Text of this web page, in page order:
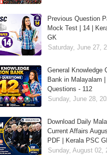
Previous Question
Mock Test | 14 |
GK
Saturday, June 27,
General Knowledge
Bank in Malayalam |
Questions - 112
Sunday, June 28,
Download Daily
Current Affairs
PDF | Kerala PSC
Sunday, August 02,